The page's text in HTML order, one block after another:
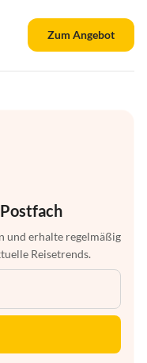
Zum Angebot
und erhalte regelmäßig
Reisetrends.